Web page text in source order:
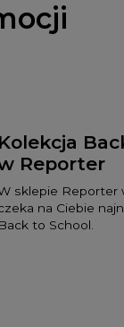
Kolekcja
Reporter
sklepie Reporter
na Ciebie
Back to School.